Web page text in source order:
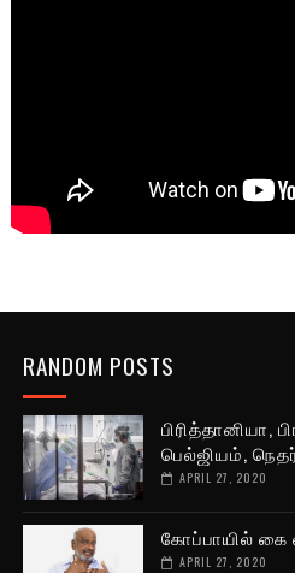
RANDOM POSTS
பிரித்தானியா,
பெல்ஜியம்,
APRIL 27, 2020
கோப்பாயில்
APRIL 27, 2020